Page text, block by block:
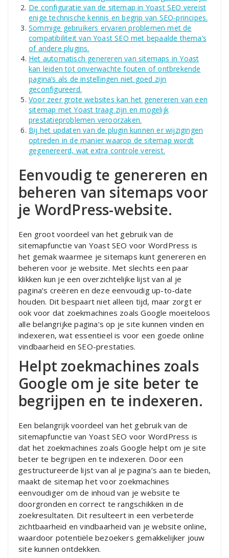
De configuratie van de sitemap in Yoast SEO vereist
enige technische kennis en begrip van SEO-principes.
Sommige gebruikers ervaren problemen met de
compatibiliteit van Yoast SEO met bepaalde thema’s
of andere plugins.
Het automatisch genereren van sitemaps in Yoast
kan leiden tot onverwachte fouten of ontbrekende
pagina’s als de instellingen niet goed zijn
geconfigureerd.
Voor zeer grote websites kan het genereren van een
sitemap met Yoast traag zijn en mogelijk
prestatieproblemen veroorzaken.
Bij het updaten van de plugin kunnen er wijzigingen
optreden in de manier waarop de sitemap wordt
gegenereerd, wat extra controle vereist.
Eenvoudig te genereren en
beheren van sitemaps voor
je WordPress-website.
Een groot voordeel van het gebruik van de
sitemapfunctie van Yoast SEO voor WordPress is
het gemak waarmee je sitemaps kunt genereren en
beheren voor je website. Met slechts een paar
klikken kun je een overzichtelijke lijst van al je
pagina’s creëren en deze eenvoudig up-to-date
houden. Dit bespaart niet alleen tijd, maar zorgt er
ook voor dat zoekmachines zoals Google moeiteloos
alle belangrijke pagina’s op je site kunnen vinden en
indexeren, wat essentieel is voor een goede online
vindbaarheid en SEO-prestaties.
Helpt zoekmachines zoals
Google om je site beter te
begrijpen en te indexeren.
Een belangrijk voordeel van het gebruik van de
sitemapfunctie van Yoast SEO voor WordPress is
dat het zoekmachines zoals Google helpt om je site
beter te begrijpen en te indexeren. Door een
gestructureerde lijst van al je pagina’s aan te bieden,
maakt de sitemap het voor zoekmachines
eenvoudiger om de inhoud van je website te
doorgronden en correct te rangschikken in de
zoekresultaten. Dit resulteert in een verbeterde
zichtbaarheid en vindbaarheid van je website online,
waardoor potentiële bezoekers gemakkelijker jouw
site kunnen ontdekken.